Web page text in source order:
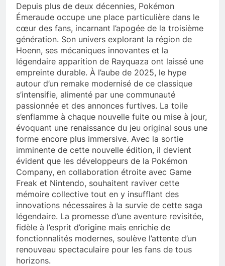
Depuis plus de deux décennies, Pokémon
Émeraude occupe une place particulière dans le
cœur des fans, incarnant l’apogée de la troisième
génération. Son univers explorant la région de
Hoenn, ses mécaniques innovantes et la
légendaire apparition de Rayquaza ont laissé une
empreinte durable. À l’aube de 2025, le hype
autour d’un remake modernisé de ce classique
s’intensifie, alimenté par une communauté
passionnée et des annonces furtives. La toile
s’enflamme à chaque nouvelle fuite ou mise à jour,
évoquant une renaissance du jeu original sous une
forme encore plus immersive. Avec la sortie
imminente de cette nouvelle édition, il devient
évident que les développeurs de la Pokémon
Company, en collaboration étroite avec Game
Freak et Nintendo, souhaitent raviver cette
mémoire collective tout en y insufflant des
innovations nécessaires à la survie de cette saga
légendaire. La promesse d’une aventure revisitée,
fidèle à l’esprit d’origine mais enrichie de
fonctionnalités modernes, soulève l’attente d’un
renouveau spectaculaire pour les fans de tous
horizons.